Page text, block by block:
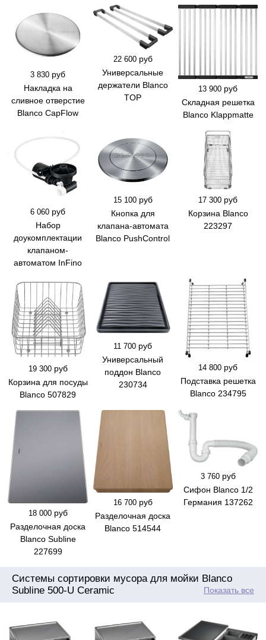
3 830 руб
Накладка на
сливное отверстие
Blanco CapFlow
22 600 руб
Универсальные
держатели Blanco
TOP
13 900 руб
Складная решетка
Blanco Klappmatte
6 060 руб
Набор
доукомплектации
клапаном-
автоматом InFino
15 100 руб
Кнопка для
клапана-автомата
Blanco PushControl
17 300 руб
Корзина Blanco
223297
19 300 руб
Корзина для посуды
Blanco 507829
11 700 руб
Универсальный
поддон Blanco
230734
14 800 руб
Подставка решетка
Blanco 234795
18 000 руб
Разделочная доска
Blanco Subline
227699
16 700 руб
Разделочная доска
Blanco 514544
3 760 руб
Сифон Blanco 1/2
Германия 137262
Системы сортировки мусора для мойки Blanco
Subline 500-U Ceramic
Показать все